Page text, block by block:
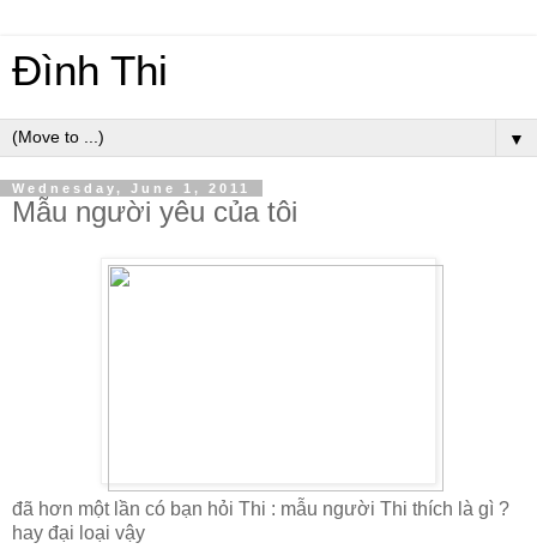
Đình Thi
▼
Wednesday, June 1, 2011
Mẫu người yêu của tôi
đã hơn một lần có bạn hỏi Thi : mẫu người Thi thích là gì ?
hay đại loại vậy